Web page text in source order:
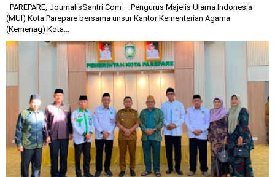
PAREPARE, JournalisSantri.Com – Pengurus Majelis Ulama Indonesia
(MUI) Kota Parepare bersama unsur Kantor Kementerian Agama
(Kemenag) Kota...